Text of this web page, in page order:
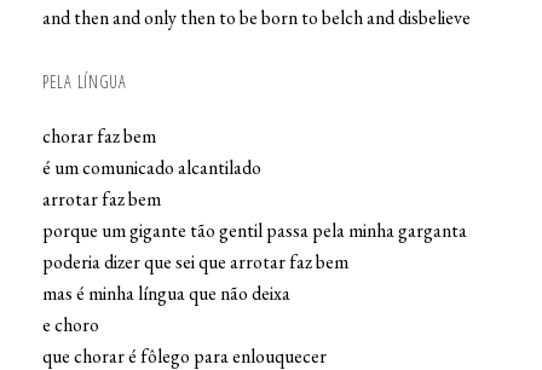
and then and only then to be born to belch and disbelieve
PELA LÍNGUA
chorar faz bem
é um comunicado alcantilado
arrotar faz bem
porque um gigante tão gentil passa pela minha garganta
poderia dizer que sei que arrotar faz bem
mas é minha língua que não deixa
e choro
que chorar é fôlego para enlouquecer